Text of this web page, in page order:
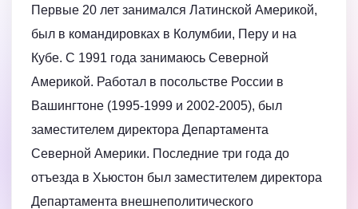
Первые 20 лет занимался Латинской Америкой,
был в командировках в Колумбии, Перу и на
Кубе. С 1991 года занимаюсь Северной
Америкой. Работал в посольстве России в
Вашингтоне (1995-1999 и 2002-2005), был
заместителем директора Департамента
Северной Америки. Последние три года до
отъезда в Хьюстон был заместителем директора
Департамента внешнеполитического